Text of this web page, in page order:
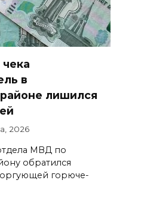
в
лишился
2026
МВД по
обратился
горюче-